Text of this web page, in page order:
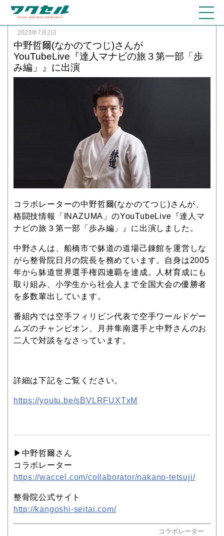
2023年7月2日
中野哲爾(なかのてつじ)さんが
YouTubeLive『達人マナビの旅３第一部「歩
み編」』に出演
コラボレーターの中野哲爾(なかのてつじ)さんが、
格闘技情報「INAZUMA」のYouTubeLive『達人マ
ナビの旅３第一部「歩み編」』に出演しました。
中野さんは、船橋市で躰道の道場己錬館を運営しな
がら整骨院日月の院長を務めています。自身は2005
年から躰道世界選手権四連覇を達成。人材育成にも
取り組み、小学生から社会人まで全国大会の優勝者
を多数輩出しています。
番組内では空手フィリピン代表で空手ワールドゲー
ムズのチャンピオン、月井隼南選手と中野さんのお
二人で対談をなさっています。
詳細は下記をご覧ください。
https://youtu.be/sBVLRFUXTxM
▶︎中野哲爾さん
コラボレーター
https://waccel.com/collaborator/nakano-tetsuji/
整骨院公式サイト
http://kangoshi-seitai.com/
コラボレーター